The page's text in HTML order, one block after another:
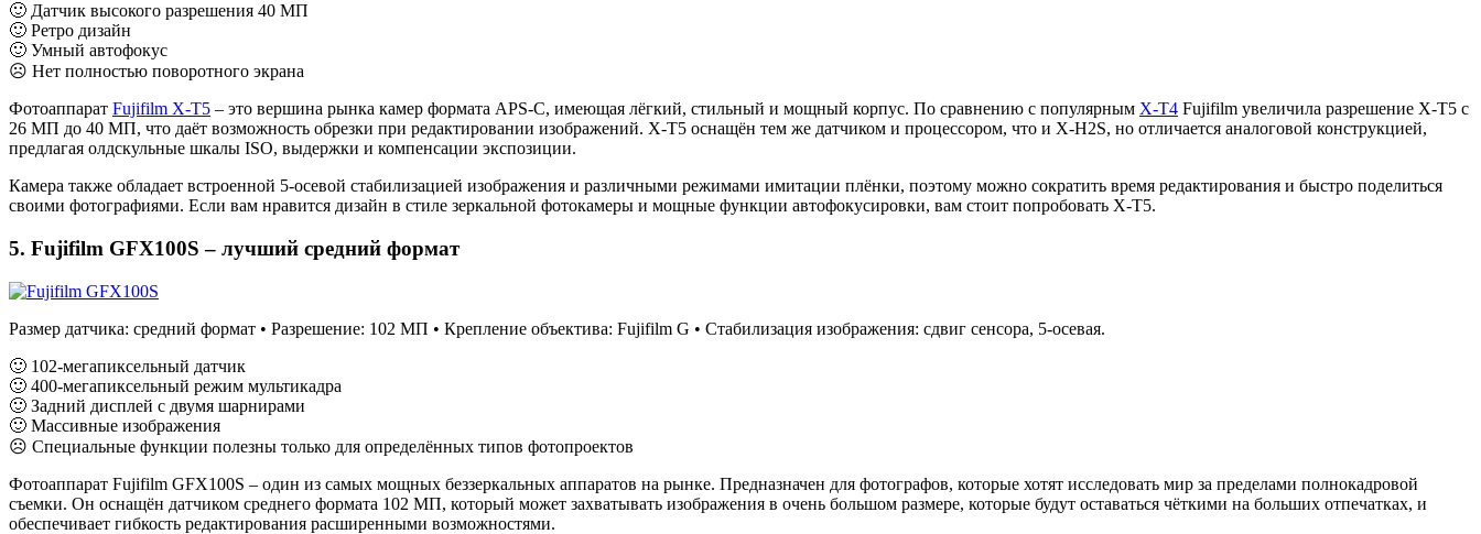
🙂 Датчик высокого разрешения 40 МП
🙂 Ретро дизайн
🙂 Умный автофокус
☹ Нет полностью поворотного экрана
Фотоаппарат Fujifilm X-T5 – это вершина рынка камер формата APS-C, имеющая лёгкий, стильный и мощный корпус. По сравнению с популярным X-T4 Fujifilm увеличила разрешение X-T5 с
26 МП до 40 МП, что даёт возможность обрезки при редактировании изображений. X-T5 оснащён тем же датчиком и процессором, что и X-H2S, но отличается аналоговой конструкцией,
предлагая олдскульные шкалы ISO, выдержки и компенсации экспозиции.
Камера также обладает встроенной 5-осевой стабилизацией изображения и различными режимами имитации плёнки, поэтому можно сократить время редактирования и быстро поделиться
своими фотографиями. Если вам нравится дизайн в стиле зеркальной фотокамеры и мощные функции автофокусировки, вам стоит попробовать X-T5.
5. Fujifilm GFX100S – лучший средний формат
Размер датчика: средний формат • Разрешение: 102 МП • Крепление объектива: Fujifilm G • Стабилизация изображения: сдвиг сенсора, 5-осевая.
🙂 102-мегапиксельный датчик
🙂 400-мегапиксельный режим мультикадра
🙂 Задний дисплей с двумя шарнирами
🙂 Массивные изображения
☹ Специальные функции полезны только для определённых типов фотопроектов
Фотоаппарат Fujifilm GFX100S – один из самых мощных беззеркальных аппаратов на рынке. Предназначен для фотографов, которые хотят исследовать мир за пределами полнокадровой
съемки. Он оснащён датчиком среднего формата 102 МП, который может захватывать изображения в очень большом размере, которые будут оставаться чёткими на больших отпечатках, и
обеспечивает гибкость редактирования расширенными возможностями.